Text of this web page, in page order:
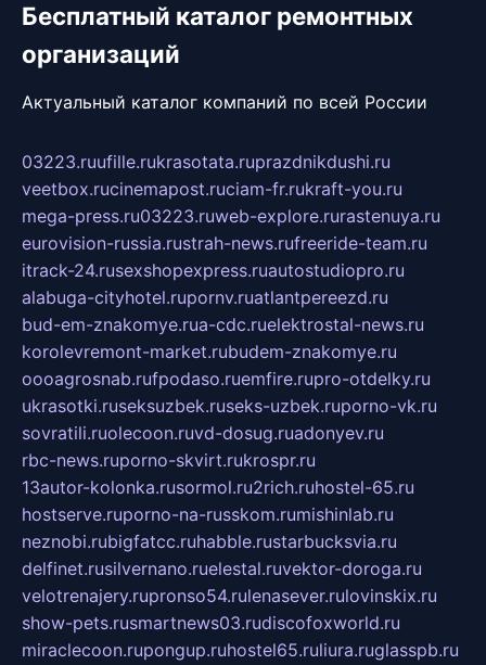
Бесплатный каталог ремонтных
организаций
Актуальный каталог компаний по всей России
03223.ruufille.rukrasotata.ruprazdnikdushi.ru
veetbox.rucinemapost.ruciam-fr.rukraft-you.ru
mega-press.ru03223.ruweb-explore.rurastenuya.ru
eurovision-russia.rustrah-news.rufreeride-team.ru
itrack-24.rusexshopexpress.ruautostudiopro.ru
alabuga-cityhotel.rupornv.ruatlantpereezd.ru
bud-em-znakomye.rua-cdc.ruelektrostal-news.ru
korolevremont-market.rubudem-znakomye.ru
oooagrosnab.rufpodaso.ruemfire.rupro-otdelky.ru
ukrasotki.ruseksuzbek.ruseks-uzbek.ruporno-vk.ru
sovratili.ruolecoon.ruvd-dosug.ruadonyev.ru
rbc-news.ruporno-skvirt.rukrospr.ru
13autor-kolonka.rusormol.ru2rich.ruhostel-65.ru
hostserve.ruporno-na-russkom.rumishinlab.ru
neznobi.rubigfatcc.ruhabble.rustarbucksvia.ru
delfinet.rusilvernano.ruelestal.ruvektor-doroga.ru
velotrenajery.rupronso54.rulenasever.rulovinskix.ru
show-pets.rusmartnews03.rudiscofoxworld.ru
miraclecoon.rupongup.ruhostel65.ruliura.ruglasspb.ru